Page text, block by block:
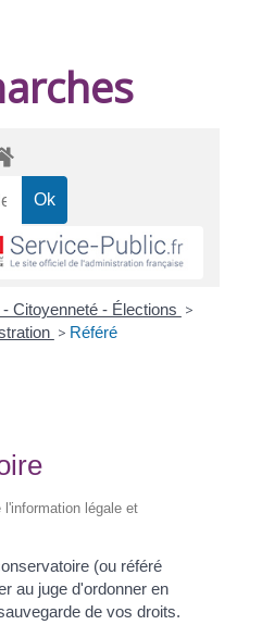
Citoyenneté - Élections >
> Référé
légale et
(ou référé
au juge d'ordonner en
de vos droits.